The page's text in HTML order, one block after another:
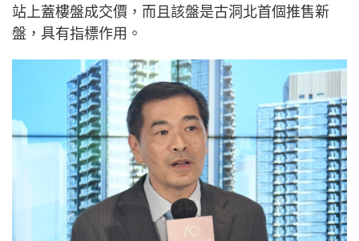
站上蓋樓盤成交價，而且該盤是古洞北首個推售新
盤，具有指標作用。